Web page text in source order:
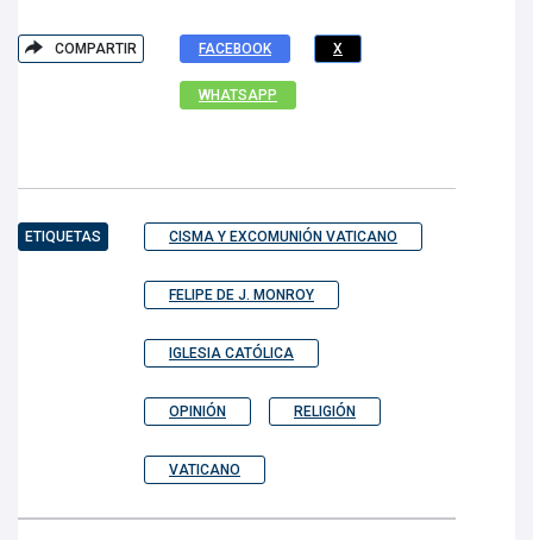
COMPARTIR FACEBOOK X
WHATSAPP
ETIQUETAS CISMA Y EXCOMUNIÓN VATICANO
FELIPE DE J. MONROY
IGLESIA CATÓLICA
OPINIÓN RELIGIÓN
VATICANO